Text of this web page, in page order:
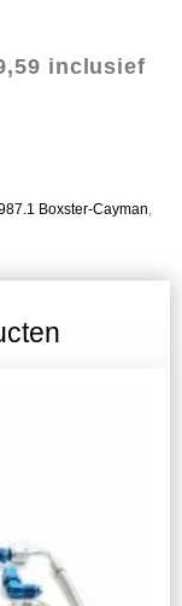
inclusief
Boxster-Cayman,